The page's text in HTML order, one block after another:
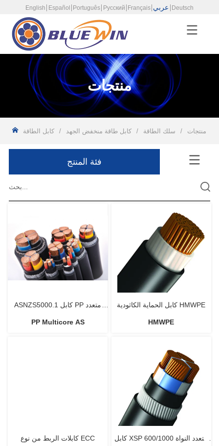
English Español Português Русский Français عربي Deutsch
منتجات
منتجات / سلك الطاقة / كابل طاقة منخفض الجهد /
فئة المنتج
ASNZS5000.1 كابل PP متعدد
PP Multicore AS
كابل الحماية الكاثودية HMWPE
HMWPE
كابلات الربط من نوع ECC كابل XSP متعدد النواة 600/1000